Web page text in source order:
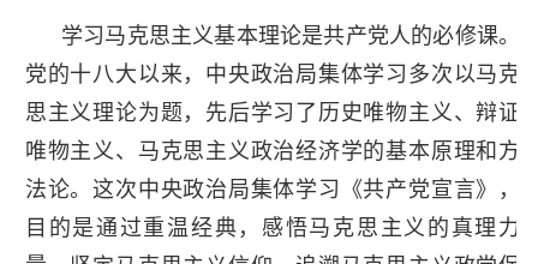
学习马克思主义基本理论是共产党人的必修课。
党的十八大以来，中央政治局集体学习多次以马克
思主义理论为题，先后学习了历史唯物主义、辩证
唯物主义、马克思主义政治经济学的基本原理和方
法论。这次中央政治局集体学习《共产党宣言》，
目的是通过重温经典，感悟马克思主义的真理力